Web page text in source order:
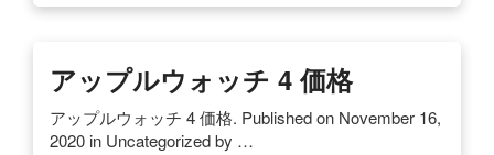
アップルウォッチ 4 価格
アップルウォッチ 4 価格. Published on November 16,
2020 in Uncategorized by …